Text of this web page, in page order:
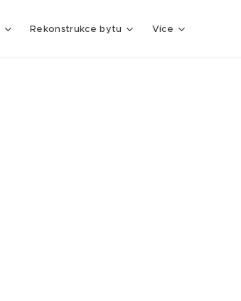
Rekonstrukce bytu Více